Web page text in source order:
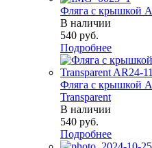
Фляга с крышкой
В наличии
540 руб.
Подробнее
Фляга с крышкой
Transparent
В наличии
540 руб.
Подробнее